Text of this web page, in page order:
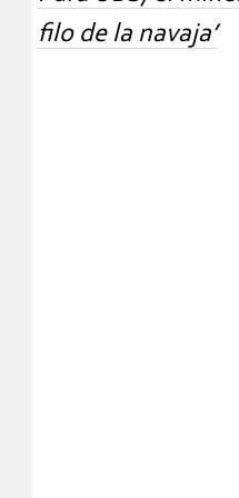
filo de la navaja’